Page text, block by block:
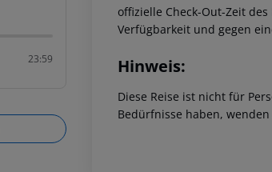
23:59
offizielle Check-Out-Zeit
Verfügbarkeit und gegen
Hinweis:
Diese Reise ist nicht für
Bedürfnisse haben,